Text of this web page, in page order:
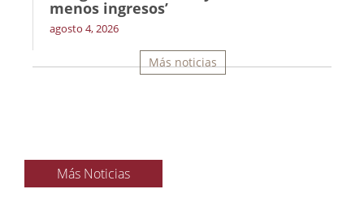
menos ingresos’
agosto 4, 2026
Más noticias
Más Noticias